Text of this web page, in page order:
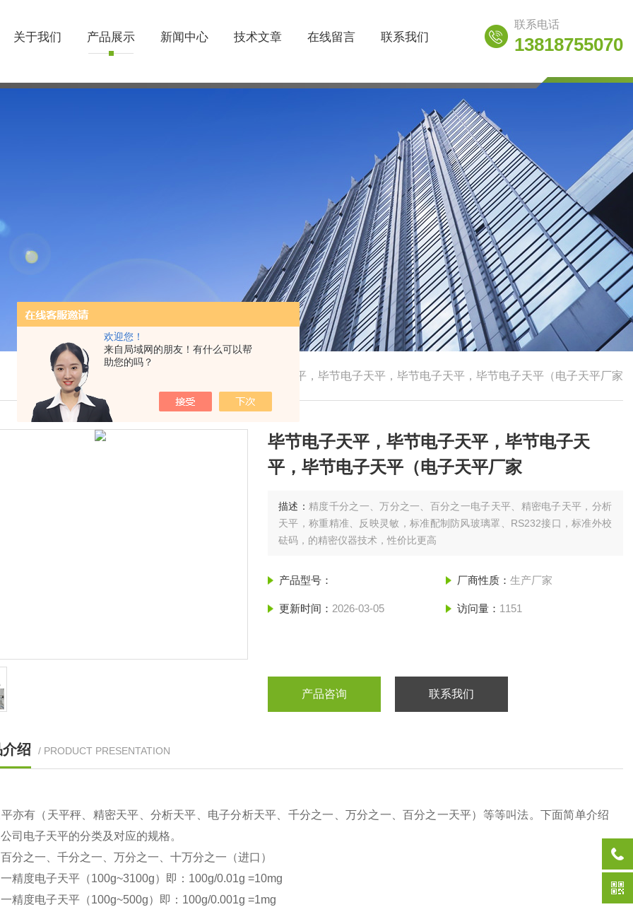
欢迎您！
来自局域网的朋友！有什么可以帮
助您的吗？
关于我们 产品展示 新闻中心 技术文章 在线留言 联系我们
联系电话
13818755070
我的位置： 毕节电子天平，毕节电子天平，毕节电子天平，毕节电子天平（电子天平厂家
毕节电子天平，毕节电子天平，毕节电子天
平，毕节电子天平（电子天平厂家
描述： 精度千分之一、万分之一、百分之一电子天平、精密电子天平，分析
天平，称重精准、反映灵敏，标准配制防风玻璃罩、RS232接口，标准外校
砝码，的精密仪器技术，性价比更高
产品型号： 厂商性质： 生产厂家
更新时间： 2026-03-05 访问量： 1151
产品咨询 联系我们
绍 / PRODUCT PRESENTATION
亦有（天平秤、精密天平、分析天平、电子分析天平、千分之一、万分之一、百分之一天平）等等叫法。下面简单介绍
司电子天平的分类及对应的规格。
分之一、千分之一、万分之一、十万分之一（进口）
精度电子天平（100g~3100g）即： 100g/0.01g =10mg
精度电子天平（100g~500g）即： 100g/0.001g =1mg